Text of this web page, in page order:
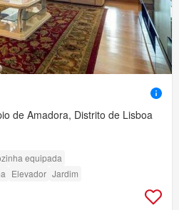
de Amadora, Distrito de Lisboa
equipada
Elevador Jardim